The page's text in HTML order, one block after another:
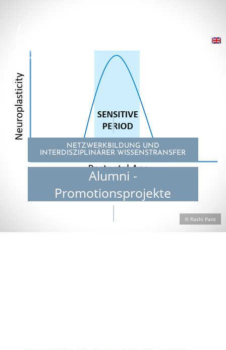
NETZWERKBILDUNG UND
INTERDISZIPLINÄRER WISSENSTRANSFER
Alumni -
Promotionsprojekte
© Rashi Pant